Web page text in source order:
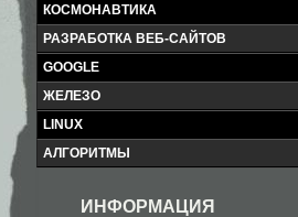
КОСМОНАВТИКА
РАЗРАБОТКА ВЕБ-САЙТОВ
GOOGLE
ЖЕЛЕЗО
LINUX
АЛГОРИТМЫ
ИНФОРМАЦИЯ